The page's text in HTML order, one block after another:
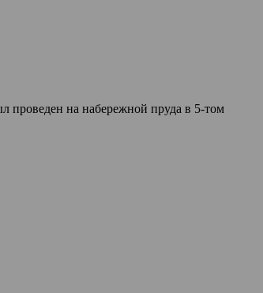
проведен на набережной пруда в 5-том